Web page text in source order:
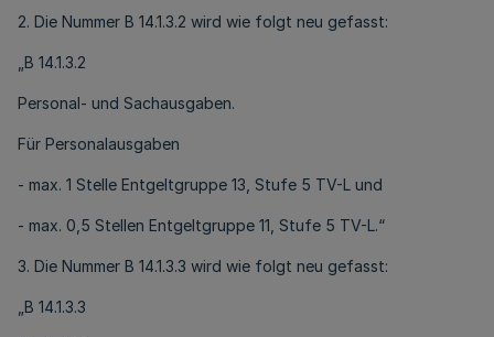
2. Die Nummer B 14.1.3.2 wird wie folgt neu gefasst:
„B 14.1.3.2
Personal- und Sachausgaben.
Für Personalausgaben
- max. 1 Stelle Entgeltgruppe 13, Stufe 5 TV-L und
- max. 0,5 Stellen Entgeltgruppe 11, Stufe 5 TV-L.“
3. Die Nummer B 14.1.3.3 wird wie folgt neu gefasst:
„B 14.1.3.3